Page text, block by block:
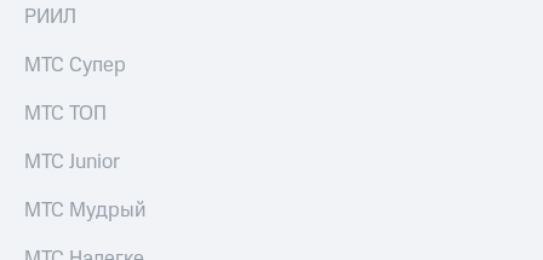
Собрания
акционеров
Личный
кабинет
акционера
Акционерный
капитал
Контроль
РИИЛ
МТС Супер
МТС ТОП
МТС Junior
МТС Мудрый